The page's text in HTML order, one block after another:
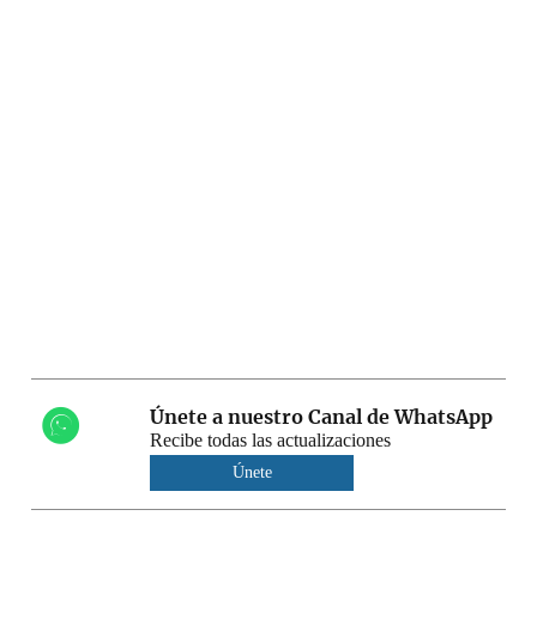
Únete a nuestro Canal de WhatsApp
Recibe todas las actualizaciones
Únete